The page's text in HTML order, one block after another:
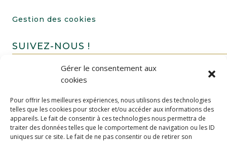
Gérer le consentement aux
cookies
Pour offrir les meilleures expériences, nous utilisons des technologies
telles que les cookies pour stocker et/ou accéder aux informations des
appareils. Le fait de consentir à ces technologies nous permettra de
traiter des données telles que le comportement de navigation ou les ID
uniques sur ce site. Le fait de ne pas consentir ou de retirer son
Gestion des cookies
SUIVEZ-NOUS !